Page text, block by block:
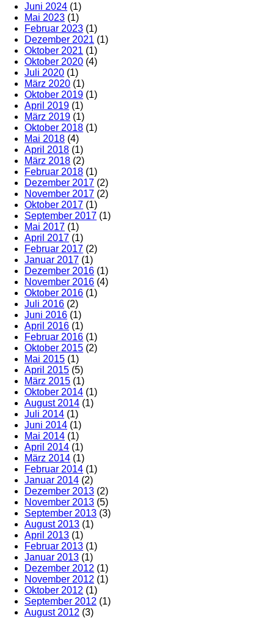
Juni 2024 (1)
Mai 2023 (1)
Februar 2023 (1)
Dezember 2021 (1)
Oktober 2021 (1)
Oktober 2020 (4)
Juli 2020 (1)
März 2020 (1)
Oktober 2019 (1)
April 2019 (1)
März 2019 (1)
Oktober 2018 (1)
Mai 2018 (4)
April 2018 (1)
März 2018 (2)
Februar 2018 (1)
Dezember 2017 (2)
November 2017 (2)
Oktober 2017 (1)
September 2017 (1)
Mai 2017 (1)
April 2017 (1)
Februar 2017 (2)
Januar 2017 (1)
Dezember 2016 (1)
November 2016 (4)
Oktober 2016 (1)
Juli 2016 (2)
Juni 2016 (1)
April 2016 (1)
Februar 2016 (1)
Oktober 2015 (2)
Mai 2015 (1)
April 2015 (5)
März 2015 (1)
Oktober 2014 (1)
August 2014 (1)
Juli 2014 (1)
Juni 2014 (1)
Mai 2014 (1)
April 2014 (1)
März 2014 (1)
Februar 2014 (1)
Januar 2014 (2)
Dezember 2013 (2)
November 2013 (5)
September 2013 (3)
August 2013 (1)
April 2013 (1)
Februar 2013 (1)
Januar 2013 (1)
Dezember 2012 (1)
November 2012 (1)
Oktober 2012 (1)
September 2012 (1)
August 2012 (3)